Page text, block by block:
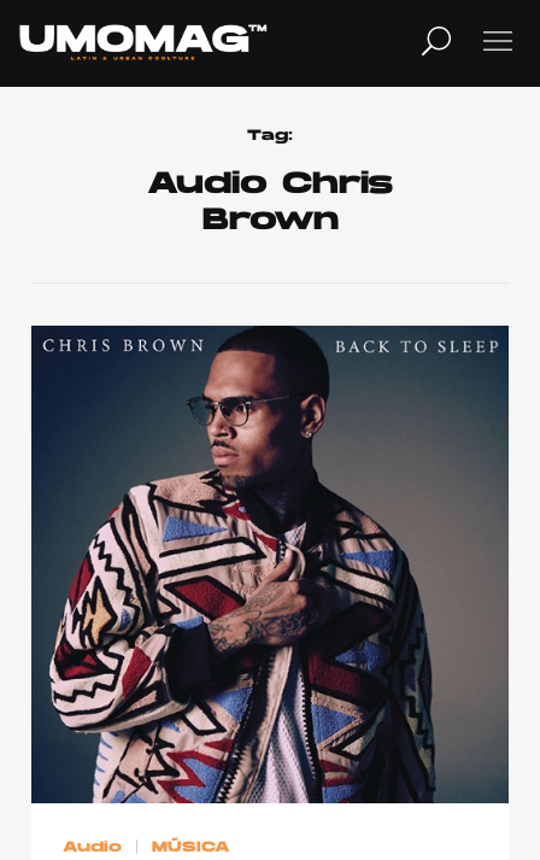
TV
Home
Cover Story
Publicidad
Contacto
Aviso Legal
© 2015-2022 UMOMAG. PROPIEDAD DE UMO agency. TODOS LOS
DERECHOS RESERVADOS.
Tag:
Audio Chris
Brown
Audio MÚSICA